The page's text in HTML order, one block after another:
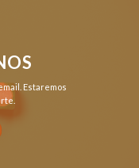
. Estaremos